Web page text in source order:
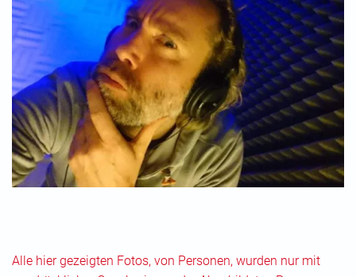
Alle hier gezeigten Fotos, von Personen, wurden nur mit